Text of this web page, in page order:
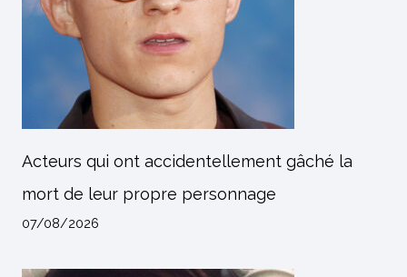
Acteurs qui ont accidentellement gâché la
mort de leur propre personnage
07/08/2026